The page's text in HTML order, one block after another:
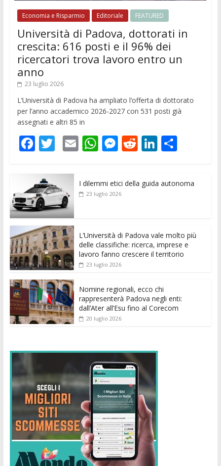
Economia e Risparmio Editoriale FEATURED
Università di Padova, dottorati in
crescita: 616 posti e il 96% dei
ricercatori trova lavoro entro un
anno
23 luglio 2026
L’Università di Padova ha ampliato l’offerta di dottorato
per l’anno accademico 2026-2027 con 531 posti già
assegnati e altri 85 in
F
e
b
o
o
k
T
itt
er
E
ai
l
W
s
p
M
ss
e
er
R
di
Li
e
C
di
I dilemmi etici della guida autonoma
23 luglio 2026
L’Università di Padova vale molto più
delle classifiche: ricerca, imprese e
lavoro fanno crescere il territorio
23 luglio 2026
Nomine regionali, ecco chi
rappresenterà Padova negli enti:
dall’Ater all’Esu fino al Corecom
20 luglio 2026